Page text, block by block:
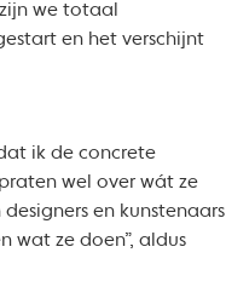
we totaal
en het verschijnt
ik de concrete
wel over wát ze
en kunstenaars
wat ze doen”, aldus